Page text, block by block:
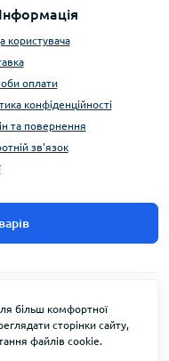
Інформація
користувача
оплати
конфіденційності
та повернення
зв'язок
більш комфортної
сторінки сайту,
файлів cookie.